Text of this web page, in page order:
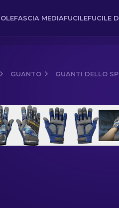
FASCIA MEDIAFUCILEFUCILE
GUANTO GUANTI DELLO
Guanti dello specialista ★ |